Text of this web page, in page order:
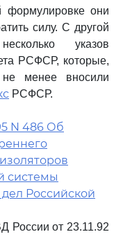
формулировке они
силу. С другой
указов
РСФСР, которые,
менее вносили
РСФСР.
N 486 Об
системы
Российской
России от 23.11.92